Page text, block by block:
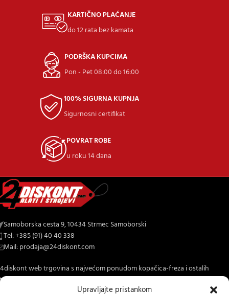
Upravljajte pristankom
KARTIČNO PLAĆANJE
do 12 rata bez kamata
PODRŠKA KUPCIMA
Pon - Pet 08:00 do 16:00
100% SIGURNA KUPNJA
Sigurnosni certifikat
POVRAT ROBE
u roku 14 dana
Samoborska cesta 9, 10434 Strmec Samoborski
Tel: +385 (91) 40 40 338
Mail: prodaja@24diskont.com
web trgovina s najvećom ponudom kopačica-freza i ostalih
za dom i vrt.